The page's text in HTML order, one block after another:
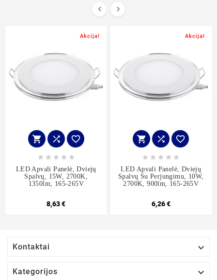
 
Akcija!
  
    
LED Apvali Panelė, Dviejų
Spalvų, 15W, 2700K,
1350lm, 165-265V
8,63 €
Akcija!
  
    
LED Apvali Panelė, Dviejų
Spalvų Su Perjungimu, 10W,
2700K, 900lm, 165-265V
6,26 €
Kontaktai 
Kategorijos 